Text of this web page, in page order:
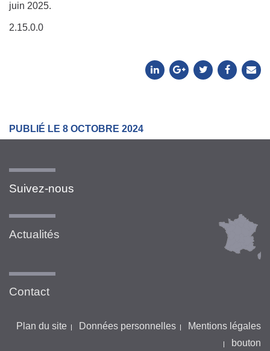
juin 2025.
2.15.0.0
PUBLIÉ LE 8 OCTOBRE 2024
Suivez-nous
Actualités
Contact
Plan du site Données personnelles
Mentions légales
bouton